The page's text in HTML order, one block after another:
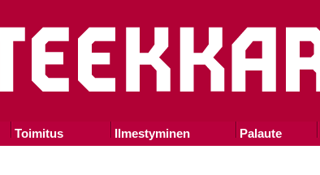
Toimitus Ilmestyminen Palaute